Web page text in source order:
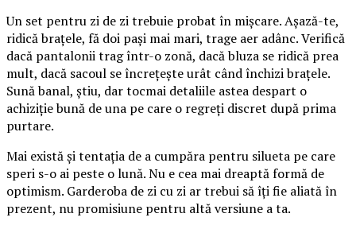
Un set pentru zi de zi trebuie probat în mișcare. Așază-te,
ridică brațele, fă doi pași mai mari, trage aer adânc. Verifică
dacă pantalonii trag într-o zonă, dacă bluza se ridică prea
mult, dacă sacoul se încrețește urât când închizi brațele.
Sună banal, știu, dar tocmai detaliile astea despart o
achiziție bună de una pe care o regreți discret după prima
purtare.
Mai există și tentația de a cumpăra pentru silueta pe care
speri s-o ai peste o lună. Nu e cea mai dreaptă formă de
optimism. Garderoba de zi cu zi ar trebui să îți fie aliată în
prezent, nu promisiune pentru altă versiune a ta.